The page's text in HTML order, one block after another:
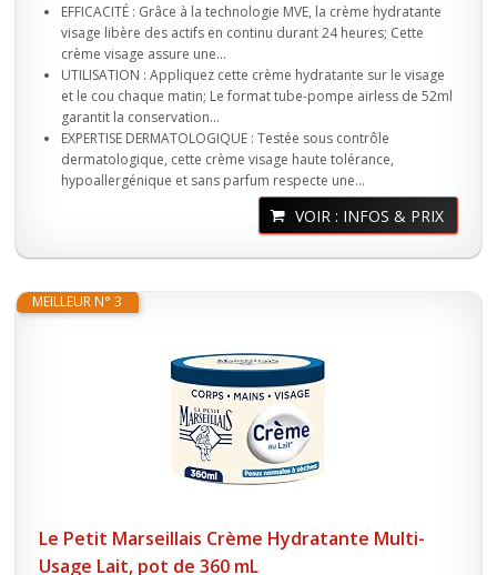
EFFICACITÉ : Grâce à la technologie MVE, la crème hydratante
visage libère des actifs en continu durant 24 heures; Cette
crème visage assure une...
UTILISATION : Appliquez cette crème hydratante sur le visage
et le cou chaque matin; Le format tube-pompe airless de 52ml
garantit la conservation...
EXPERTISE DERMATOLOGIQUE : Testée sous contrôle
dermatologique, cette crème visage haute tolérance,
hypoallergénique et sans parfum respecte une...
VOIR : INFOS & PRIX
MEILLEUR N° 3
Le Petit Marseillais Crème Hydratante Multi-
Usage Lait, pot de 360 mL